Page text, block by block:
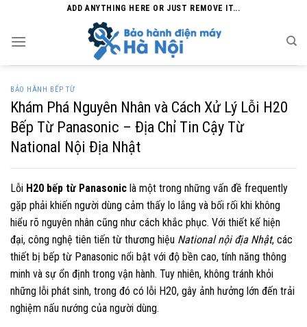
content
ADD ANYTHING HERE OR JUST REMOVE IT...
BẢO HÀNH BẾP TỪ
Khám Phá Nguyên Nhân và Cách Xử Lý Lỗi H20
Bếp Từ Panasonic – Địa Chỉ Tin Cậy Từ
National Nội Địa Nhật
Lỗi H20 bếp từ Panasonic là một trong những vấn đề frequently
gặp phải khiến người dùng cảm thấy lo lắng và bối rối khi không
hiểu rõ nguyên nhân cũng như cách khắc phục. Với thiết kế hiện
đại, công nghệ tiên tiến từ thương hiệu National nội địa Nhật, các
thiết bị bếp từ Panasonic nổi bật với độ bền cao, tính năng thông
minh và sự ổn định trong vận hành. Tuy nhiên, không tránh khỏi
những lỗi phát sinh, trong đó có lỗi H20, gây ảnh hưởng lớn đến trải
nghiệm nấu nướng của người dùng.